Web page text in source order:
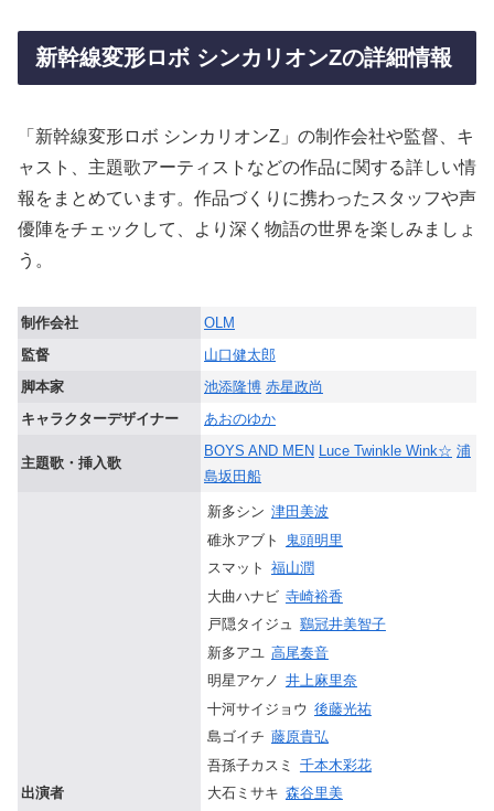
新幹線変形ロボ シンカリオンZの詳細情報
「新幹線変形ロボ シンカリオンZ」の制作会社や監督、キ
ャスト、主題歌アーティストなどの作品に関する詳しい情
報をまとめています。作品づくりに携わったスタッフや声
優陣をチェックして、より深く物語の世界を楽しみましょ
う。
制作会社
OLM
監督
山口健太郎
脚本家
池添隆博 赤星政尚
キャラクターデザイナー
あおのゆか
主題歌・挿入歌
BOYS AND MEN Luce Twinkle Wink☆ 浦
島坂田船
出演者
新多シン 津田美波
碓氷アブト
鬼頭明里
スマット 福山潤
大曲ハナビ 寺崎裕香
戸隠タイジュ 鷄冠井美智子
新多アユ 高尾奏音
明星アケノ 井上麻里奈
十河サイジョウ 後藤光祐
島ゴイチ 藤原貴弘
吾孫子カスミ
千本木彩花
大石ミサキ 森谷里美